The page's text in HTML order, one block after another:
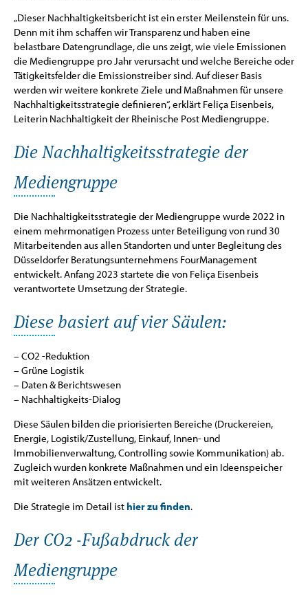
„Dieser Nachhaltigkeitsbericht ist ein erster Meilenstein für uns.
Denn mit ihm schaffen wir Transparenz und haben eine
belastbare Datengrundlage, die uns zeigt, wie viele Emissionen
die Mediengruppe pro Jahr verursacht und welche Bereiche oder
Tätigkeitsfelder die Emissionstreiber sind. Auf dieser Basis
werden wir weitere konkrete Ziele und Maßnahmen für unsere
Nachhaltigkeitsstrategie definieren“, erklärt Feliça Eisenbeis,
Leiterin Nachhaltigkeit der Rheinische Post Mediengruppe.
Die Nachhaltigkeitsstrategie der
Mediengruppe
Die Nachhaltigkeitsstrategie der Mediengruppe wurde 2022 in
einem mehrmonatigen Prozess unter Beteiligung von rund 30
Mitarbeitenden aus allen Standorten und unter Begleitung des
Düsseldorfer Beratungsunternehmens FourManagement
entwickelt. Anfang 2023 startete die von Feliça Eisenbeis
verantwortete Umsetzung der Strategie.
Diese basiert auf vier Säulen:
– CO2 -Reduktion
– Grüne Logistik
– Daten & Berichtswesen
– Nachhaltigkeits-Dialog
Diese Säulen bilden die priorisierten Bereiche (Druckereien,
Energie, Logistik/Zustellung, Einkauf, Innen- und
Immobilienverwaltung, Controlling sowie Kommunikation) ab.
Zugleich wurden konkrete Maßnahmen und ein Ideenspeicher
mit weiteren Ansätzen entwickelt.
Die Strategie im Detail ist hier zu finden.
Der CO2 -Fußabdruck der
Mediengruppe